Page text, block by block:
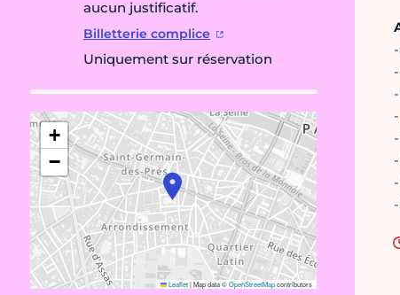
aucun justificatif.
Billetterie complice
Uniquement sur réservation
+
−
Leaflet|Map data ©OpenStreetMapcontributors